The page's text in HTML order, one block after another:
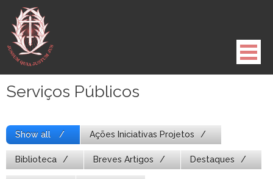
para
conteúdo
Serviços Públicos
Show all Ações Iniciativas Projetos
Biblioteca Breves Artigos Destaques